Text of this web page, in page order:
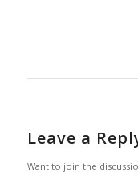
Leave a
Want to join the